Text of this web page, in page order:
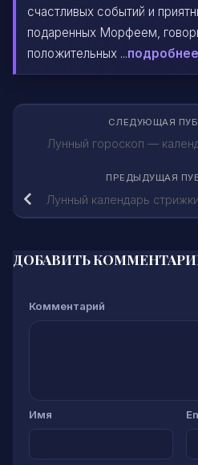
счастливых событий и
подаренных Морфеем,
положительных ...подробнее
СЛЕДУЮЩАЯ
Лунный гороскоп —
ПРЕДЫДУЩАЯ
Лунный календарь
ДОБАВИТЬ
Комментарий
Имя